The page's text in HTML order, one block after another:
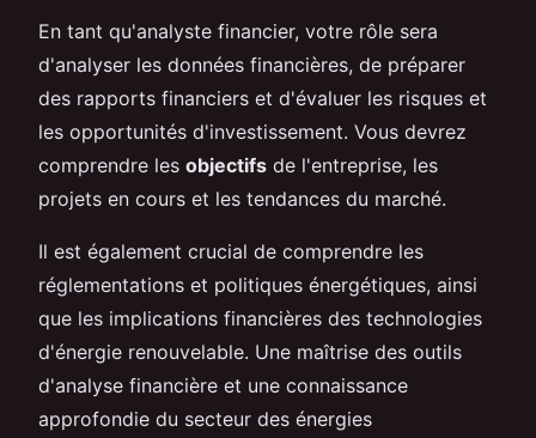
En tant qu'analyste financier, votre rôle sera
d'analyser les données financières, de préparer
des rapports financiers et d'évaluer les risques et
les opportunités d'investissement. Vous devrez
comprendre les objectifs de l'entreprise, les
projets en cours et les tendances du marché.
Il est également crucial de comprendre les
réglementations et politiques énergétiques, ainsi
que les implications financières des technologies
d'énergie renouvelable. Une maîtrise des outils
d'analyse financière et une connaissance
approfondie du secteur des énergies